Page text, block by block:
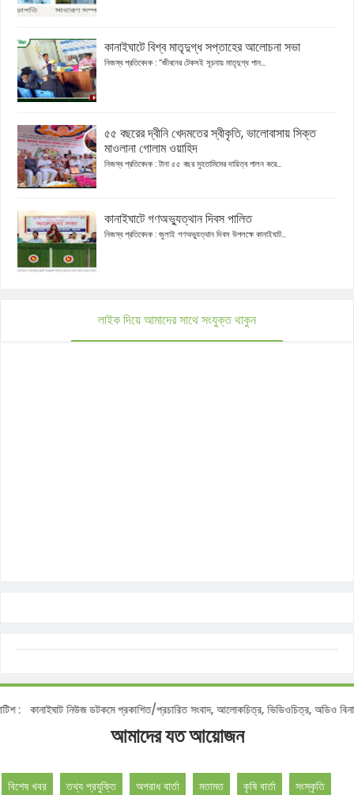
কানাইঘাটে বিশ্ব মাতৃদুগ্ধ সপ্তাহের আলোচনা সভা
নিজস্ব প্রতিবেদক : “জীবনের টেকসই সূচনায় মাতৃদুগ্ধ পান...
৫৫ বছরের দ্বীনি খেদমতের স্বীকৃতি, ভালোবাসায় সিক্ত
মাওলানা গোলাম ওয়াহিদ
নিজস্ব প্রতিবেদক : টানা ৫৫ বছর মুহতামিমের দায়িত্ব পালন করে...
কানাইঘাটে গণঅভ্যুত্থান দিবস পালিত
নিজস্ব প্রতিবেদক : জুলাই গণঅভ্যুত্থান দিবস উপলক্ষে কানাইঘাট...
লাইক দিয়ে আমাদের সাথে সংযুক্ত থাকুন
:কানাইঘাট নিউজ ডটকমে প্রকাশিত/প্রচারিত সংবাদ, আলোকচিত্র, ভিডিওচিত্র, অডিও বিনা
আমাদের যত আয়োজন
বিশেষ খবর তথ্য প্রযুক্তি অপরাধ বার্তা মতামত কৃষি বার্তা সংস্কৃতি